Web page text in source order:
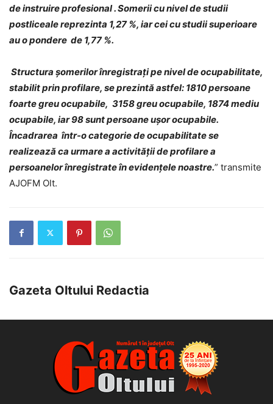
de instruire profesional . Somerii cu nivel de studii
postliceale reprezinta 1,27 %, iar cei cu studii superioare
au o pondere de 1,77 %.
Structura șomerilor înregistrați pe nivel de ocupabilitate,
stabilit prin profilare, se prezintă astfel: 1810 persoane
foarte greu ocupabile, 3158 greu ocupabile, 1874 mediu
ocupabile, iar 98 sunt persoane ușor ocupabile.
Încadrarea într-o categorie de ocupabilitate se
realizează ca urmare a activităţii de profilare a
persoanelor înregistrate în evidenţele noastre.” transmite
AJOFM Olt.
Gazeta Oltului Redactia